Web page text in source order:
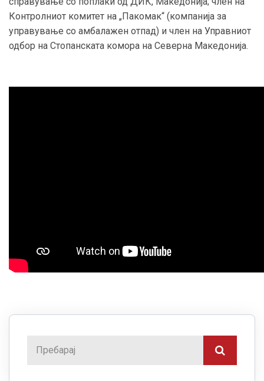
Контролниот комитет на „Пакомак“ (компанија за
управување со амбалажен отпад) и член на Управниот
одбор на Стопанската комора на Северна Македонија.